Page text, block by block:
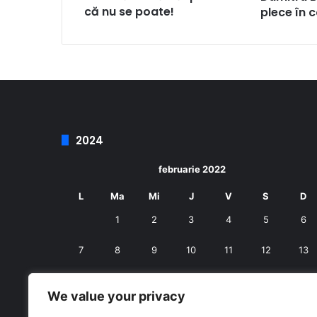
We value your privacy
că nu se poate!
plece în
2024
februarie 2022
L Ma Mi J V S D
1 2 3 4 5 6
7 8 9 10 11 12 13